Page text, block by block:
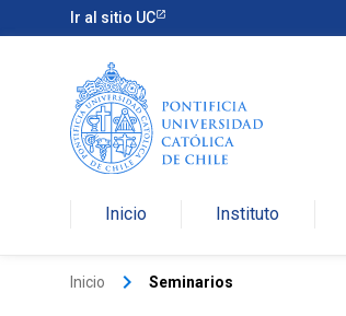
Ir al sitio UC
Inicio Instituto
Inicio keyboard_arrow_right Seminarios